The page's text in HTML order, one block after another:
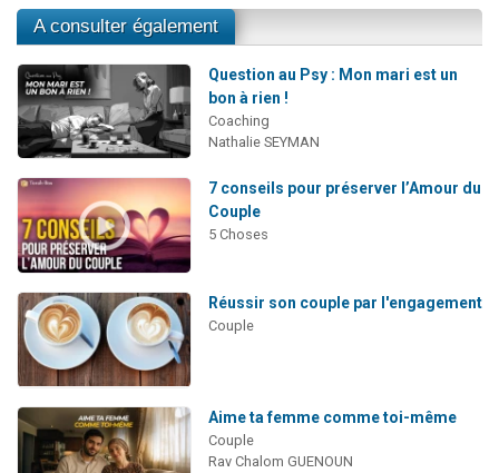
A consulter également
Question au Psy : Mon mari est un
bon à rien !
Coaching
Nathalie SEYMAN
7 conseils pour préserver l’Amour du
Couple
5 Choses
Réussir son couple par l'engagement
Couple
Aime ta femme comme toi-même
Couple
Rav Chalom GUENOUN